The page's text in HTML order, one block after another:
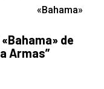
«Bahama»
«Bahama» de
Armas”